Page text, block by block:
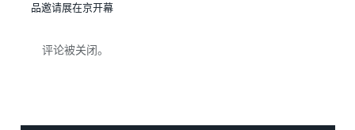
品邀请展在京开幕
评论被关闭。